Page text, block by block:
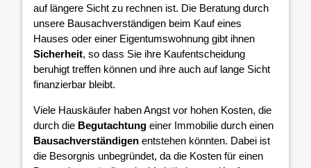
auf längere Sicht zu rechnen ist. Die Beratung durch
unsere Bausachverständigen beim Kauf eines
Hauses oder einer Eigentumswohnung gibt ihnen
Sicherheit, so dass Sie ihre Kaufentscheidung
beruhigt treffen können und ihre auch auf lange Sicht
finanzierbar bleibt.
Viele Hauskäufer haben Angst vor hohen Kosten, die
durch die Begutachtung einer Immobilie durch einen
Bausachverständigen entstehen könnten. Dabei ist
die Besorgnis unbegründet, da die Kosten für einen